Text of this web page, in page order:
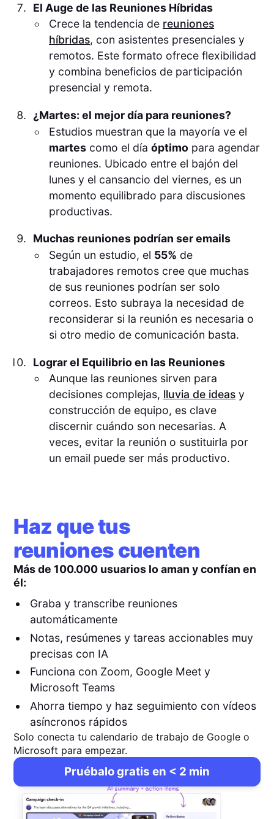
El Auge de las Reuniones Híbridas
Crece la tendencia de reuniones
híbridas, con asistentes presenciales y
remotos. Este formato ofrece flexibilidad
y combina beneficios de participación
presencial y remota.
¿Martes: el mejor día para reuniones?
Estudios muestran que la mayoría ve el
martes como el díaóptimo para agendar
reuniones. Ubicado entre el bajón del
lunes y el cansancio del viernes, es un
momento equilibrado para discusiones
productivas.
Muchas reuniones podrían ser emails
Según un estudio, el 55% de
trabajadores remotos cree que muchas
de sus reuniones podrían ser solo
correos. Esto subraya la necesidad de
reconsiderar si la reunión es necesaria o
si otro medio de comunicación basta.
Lograr el Equilibrio en las Reuniones
Aunque las reuniones sirven para
decisiones complejas, lluvia de ideas y
construcción de equipo, es clave
discernir cuándo son necesarias. A
veces, evitar la reunión o sustituirla por
un email puede ser más productivo.
Haz que tus
reuniones cuenten
Más de 100.000 usuarios lo aman y confían en
él:
Graba y transcribe reuniones
automáticamente
Notas, resúmenes y tareas accionables muy
precisas con IA
Funciona con Zoom, Google Meet y
Microsoft Teams
Ahorra tiempo y haz seguimiento con vídeos
asíncronos rápidos
Solo conecta tu calendario de trabajo de Google o
Microsoft para empezar.
Pruébalo gratis en < 2 min